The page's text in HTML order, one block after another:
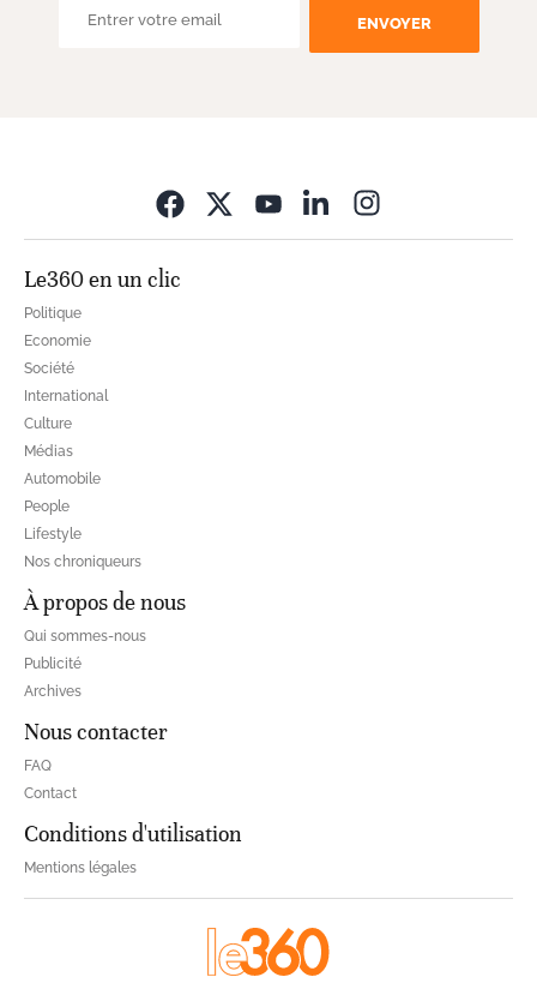
ENVOYER
Le360 en un clic
Politique
Economie
Société
International
Culture
Médias
Automobile
People
Lifestyle
Nos chroniqueurs
À propos de nous
Qui sommes-nous
Publicité
Archives
Nous contacter
FAQ
Contact
Conditions d'utilisation
Mentions légales